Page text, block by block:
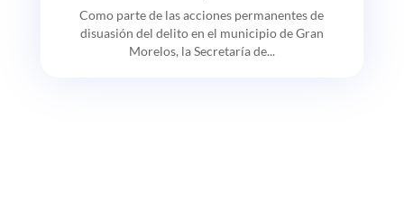
Como parte de las acciones permanentes de
disuasión del delito en el municipio de Gran
Morelos, la Secretaría de...